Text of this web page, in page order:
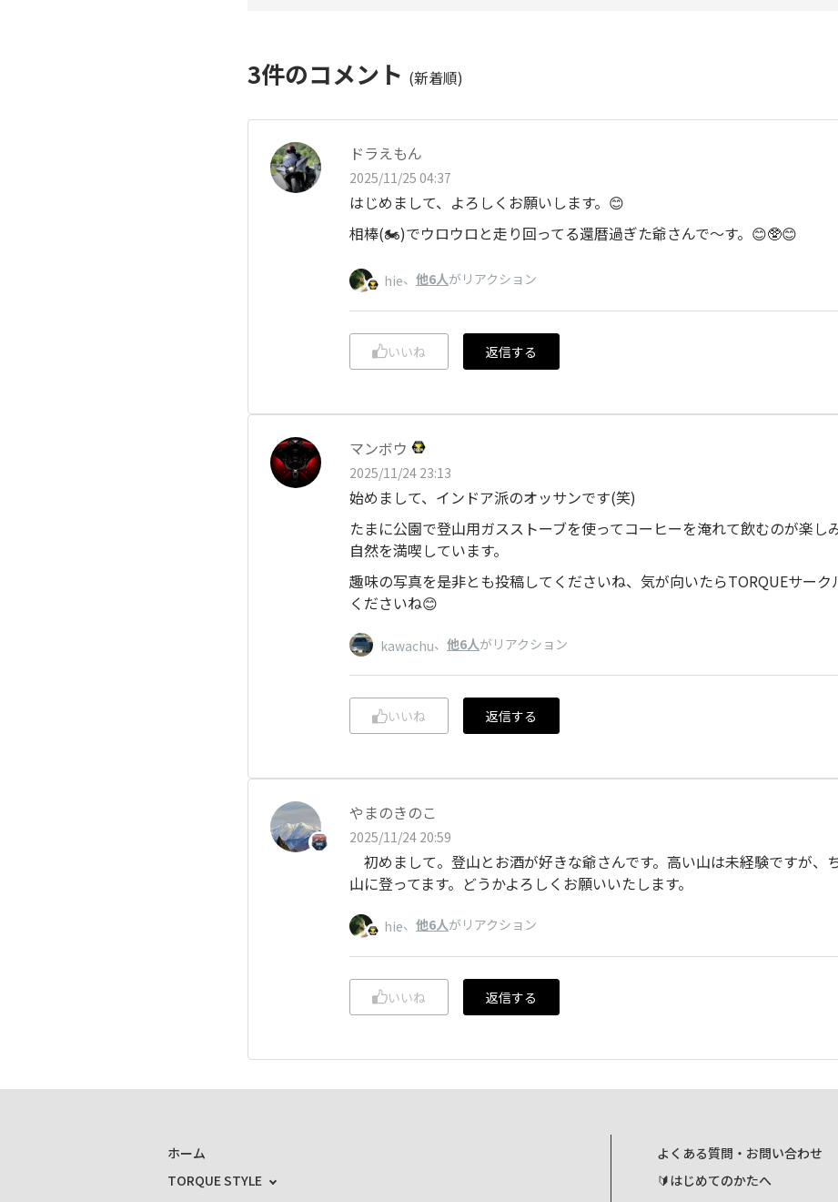
3件のコメント (新着順)
ドラえもん
2025/11/25 04:37
はじめまして、よろしくお願いします。😊
相棒(🏍️)でウロウロと走り回ってる還暦過ぎた爺さんで〜す。😊🥸😊
hie、 他6人がリアクション
いいね 返信する
マンボウ
2025/11/24 23:13
始めまして、インドア派のオッサンです(笑)
たまに公園で登山用ガスストーブを使ってコーヒーを淹れて飲むのが楽し
自然を満喫しています。
趣味の写真を是非とも投稿してくださいね、気が向いたらTORQUEサーク
くださいね😊
kawachu、 他6人がリアクション
いいね 返信する
やまのきのこ
2025/11/24 20:59
初めまして。登山とお酒が好きな爺さんです。高い山は未経験ですが、
山に登ってます。どうかよろしくお願いいたします。
hie、 他6人がリアクション
いいね 返信する
ホーム
TORQUE STYLE
よくある質問・お問い合わせ
🔰はじめてのかたへ